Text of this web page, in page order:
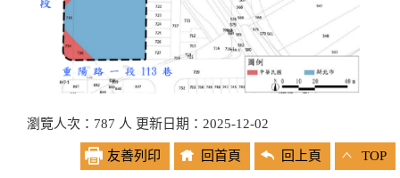
瀏覽人次：787 人 更新日期：2025-12-02
友善列印 回首頁 回上頁 TOP